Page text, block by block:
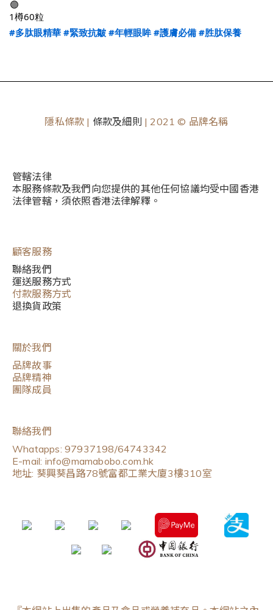
1樽60粒
#多肽眼精華 #緊致抗皺 #年輕眼眸 #護膚必備 #胜肽保養
隱私條款 | 條款及細則 | 2021 © 品牌名稱
管轄法律
本服務條款及我們向您提供的其他任何協議均受中國香港
法律管轄，須依照香港法律解釋。
顧客服務
聯絡我們
運送服務方式
付款服務方式
退換貨政策
關於我們
品牌故事
品牌精神
團隊成員
聯絡我們
Whatapps: 97937198/64743342
E-mail: info@mamabobo.com.hk
地址: 葵興葵昌路78號富都工業大廈3樓310室